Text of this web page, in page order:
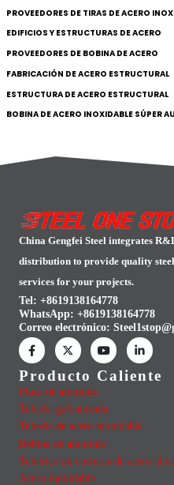
PROVEEDORES DE TIRAS DE ACERO
EDIFICIOS Y ESTRUCTURAS DE ACERO
PROVEEDORES DE BOBINA DE ACERO
FABRICACIÓN DE ACERO ESTRUCTURAL
ESTRUCTURA DE ACERO ESTRUCTURAL
BOBINA DE ACERO INOXIDABLE SÚPER
China Gengfei Steel integrates
distribution to provide quality
services for your projects.
Tel: +8619138164778
WhatsApp: +8619138164778
Correo electrónico:
Producto Caliente
Placa de aluminio
Tubería galvanizada
Tubería de acero inoxidable
Bobina de aluminio
Tuberías sin costuras de acero al
Acero inoxidable